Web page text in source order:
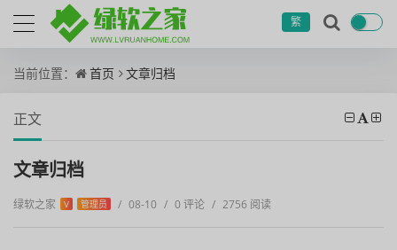
繁
当前位置： 首页 文章归档
正文
文章归档
绿软之家 V 管理员 / 08-10 / 0 评论 / 2756 阅读